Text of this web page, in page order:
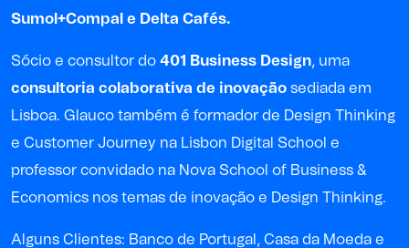
Sumol+Compal e Delta Cafés.
Sócio e consultor do 401 Business Design, uma
consultoria colaborativa de inovação sediada em
Lisboa. Glauco também é formador de Design Thinking
e Customer Journey na Lisbon Digital School e
professor convidado na Nova School of Business &
Economics nos temas de inovação e Design Thinking.
Alguns Clientes: Banco de Portugal, Casa da Moeda e